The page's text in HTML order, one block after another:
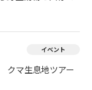
イベント
クマ生息地ツアー